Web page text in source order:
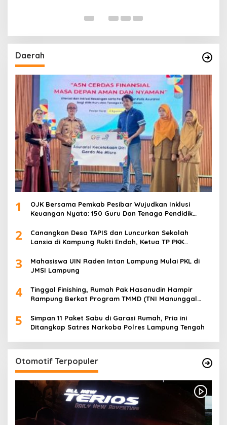
Daerah
1
OJK Bersama Pemkab Pesibar Wujudkan Inklusi
Keuangan Nyata: 150 Guru Dan Tenaga Pendidik
2
Canangkan Desa TAPIS dan Luncurkan Sekolah
Lansia di Kampung Rukti Endah, Ketua TP PKK
Desa
3
Mahasiswa UIN Raden Intan Lampung Mulai PKL di
JMSI Lampung
4
Tinggal Finishing, Rumah Pak Hasanudin Hampir
Rampung Berkat Program TMMD (TNI Manunggal
5
Simpan 11 Paket Sabu di Garasi Rumah, Pria ini
Ditangkap Satres Narkoba Polres Lampung Tengah
Otomotif Terpopuler